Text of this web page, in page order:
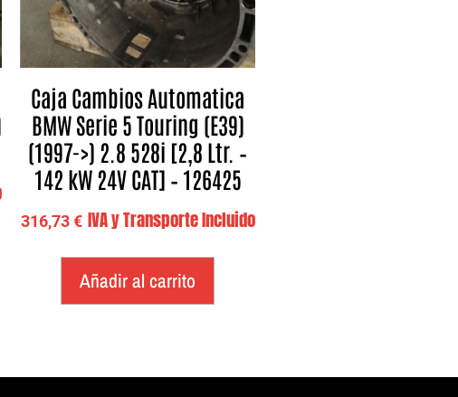
Caja Cambios Automatica
BMW Serie 5 Touring (E39)
(1997->) 2.8 528i [2,8 Ltr. –
142 kW 24V CAT] – 126425
316,73€ IVA y Transporte Incluido
Añadir al carrito